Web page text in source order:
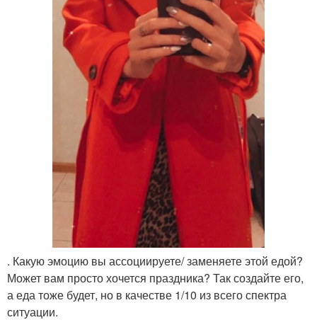
. Какую эмоцию вы ассоциируете/ заменяете этой едой?
Может вам просто хочется праздника? Так создайте его,
а еда тоже будет, но в качестве 1/10 из всего спектра
ситуации.